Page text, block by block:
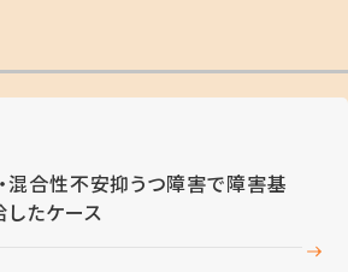
混合性不安抑うつ障害で障害基
たケース